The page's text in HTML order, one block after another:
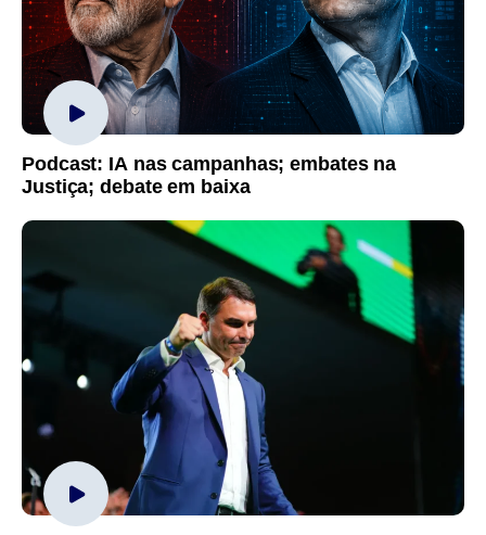
Podcast: IA nas campanhas; embates na
Justiça; debate em baixa